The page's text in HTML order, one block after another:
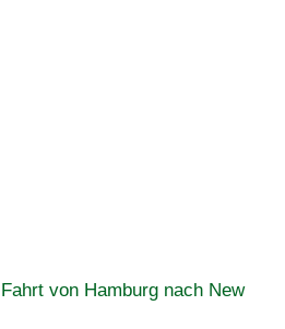
von Hamburg nach New